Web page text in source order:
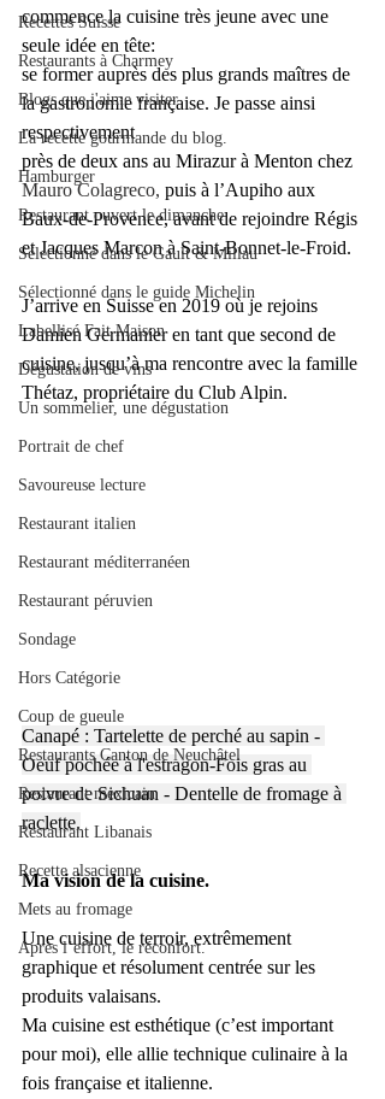
Recettes Suisse
Restaurants à Charmey
Blogs que j'aime visiter
La recette gourmande du blog.
Hamburger
Restaurant ouvert le dimanche
Sélectionné dans le Gault & Millau
Sélectionné dans le guide Michelin
Labellisé Fait Maison
Dégustation de vins
Un sommelier, une dégustation
Portrait de chef
Savoureuse lecture
Restaurant italien
Restaurant méditerranéen
Restaurant péruvien
Sondage
Hors Catégorie
Coup de gueule
Restaurants Canton de Neuchâtel
Restaurant mexicain
Restaurant Libanais
Recette alsacienne
Mets au fromage
Après l’effort, le réconfort.
commence la cuisine très jeune avec une
seule idée en tête:
se former auprès des plus grands maîtres de
la gastronomie française. Je passe ainsi
respectivement
près de deux ans au Mirazur à Menton chez
Mauro Colagreco, puis à l’Aupiho aux
Baux-de-Provence, avant de rejoindre Régis
et Jacques Marcon à Saint-Bonnet-le-Froid.
J’arrive en Suisse en 2019 où je rejoins
Damien Germanier en tant que second de
cuisine, jusqu’à ma rencontre avec la famille
Thétaz, propriétaire du Club Alpin.
Canapé : Tartelette de perché au sapin -
Oeuf pochée à l'estragon-Fois gras au
poivre de Sichuan - Dentelle de fromage à
raclette.
Ma vision de la cuisine.
Une cuisine de terroir, extrêmement
graphique et résolument centrée sur les
produits valaisans.
Ma cuisine est esthétique (c’est important
pour moi), elle allie technique culinaire à la
fois française et italienne.